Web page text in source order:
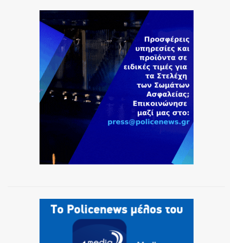
ΟΠΛΑ/ΕΞΟΠΛΙΣΜΟΣ
ΟΜΑΔΕΣ ΕΛ.ΑΣ.